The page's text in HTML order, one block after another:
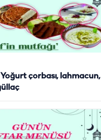
Yoğurt çorbası, lahmacun,